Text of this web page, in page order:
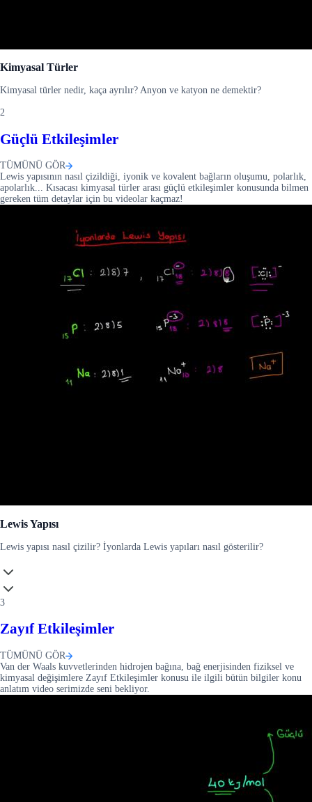
Kimyasal Türler
Kimyasal türler nedir, kaça ayrılır? Anyon ve katyon ne demektir?
2
Güçlü Etkileşimler
TÜMÜNÜ GÖR
Lewis yapısının nasıl çizildiği, iyonik ve kovalent bağların oluşumu, polarlık,
apolarlık... Kısacası kimyasal türler arası güçlü etkileşimler konusunda bilmen
gereken tüm detaylar için bu videolar kaçmaz!
Lewis Yapısı
Lewis yapısı nasıl çizilir? İyonlarda Lewis yapıları nasıl gösterilir?
3
Zayıf Etkileşimler
TÜMÜNÜ GÖR
Van der Waals kuvvetlerinden hidrojen bağına, bağ enerjisinden fiziksel ve
kimyasal değişimlere Zayıf Etkileşimler konusu ile ilgili bütün bilgiler konu
anlatım video serimizde seni bekliyor.